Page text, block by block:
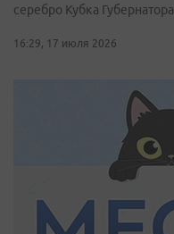
серебро Кубка Губернатора
16:29, 17 июля 2026